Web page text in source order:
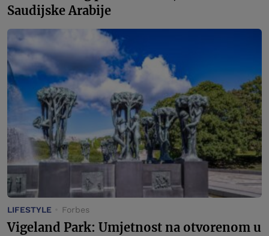
Saudijske Arabije
LIFESTYLE Forbes
Vigeland Park: Umjetnost na otvorenom u